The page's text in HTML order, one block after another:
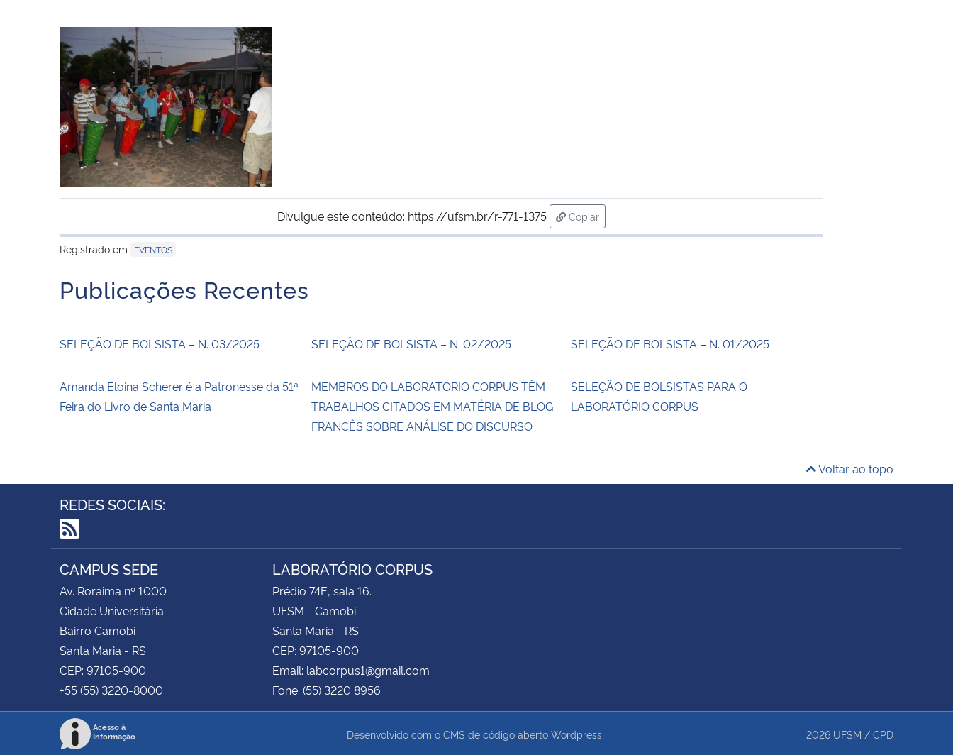
Divulgue este conteúdo: https://ufsm.br/r-771-1375
Copiar
para área de transferência
Registrado em
EVENTOS
Publicações Recentes
SELEÇÃO DE BOLSISTA – N. 03/2025 SELEÇÃO DE BOLSISTA – N. 02/2025 SELEÇÃO DE BOLSISTA – N. 01/2025
Amanda Eloina Scherer é a Patronesse da 51ª
Feira do Livro de Santa Maria
MEMBROS DO LABORATÓRIO CORPUS TÊM
TRABALHOS CITADOS EM MATÉRIA DE BLOG
FRANCÊS SOBRE ANÁLISE DO DISCURSO
SELEÇÃO DE BOLSISTAS PARA O
LABORATÓRIO CORPUS
Voltar ao topo
REDES SOCIAIS:
RSS
CAMPUS SEDE
Av. Roraima nº 1000
Cidade Universitária
Bairro Camobi
Santa Maria - RS
CEP: 97105-900
+55 (55) 3220-8000
LABORATÓRIO CORPUS
Prédio 74E, sala 16.
UFSM - Camobi
Santa Maria - RS
CEP: 97105-900
Email: labcorpus1@gmail.com
Fone: (55) 3220 8956
Acesso à
Informação
Desenvolvido com o CMS de código aberto Wordpress 2026 UFSM / CPD